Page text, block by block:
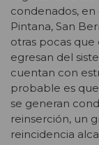
condenados,
Pintana, San
otras pocas
egresan del
cuentan con
probable es
se generan
reinserción, un
reincidencia